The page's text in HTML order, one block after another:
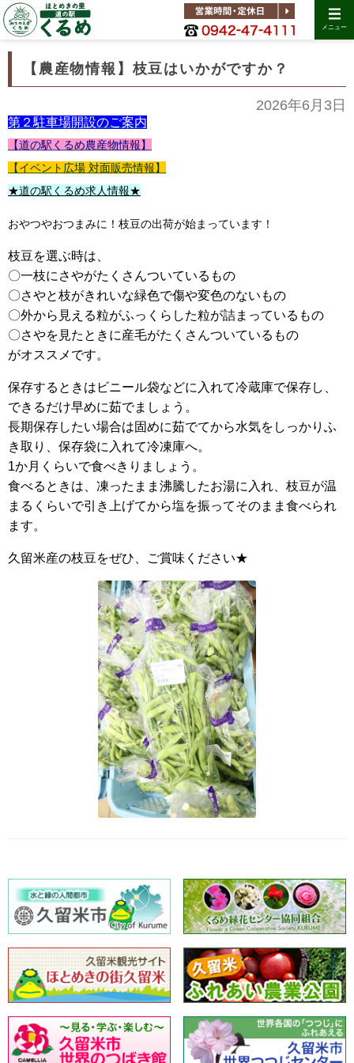
メニュー
【農産物情報】枝豆はいかがですか？
2026年6月3日
第２駐車場開設のご案内
【道の駅くるめ農産物情報】
【イベント広場 対面販売情報】
★道の駅くるめ求人情報★
おやつやおつまみに！枝豆の出荷が始まっています！
枝豆を選ぶ時は、
〇一枝にさやがたくさんついているもの
〇さやと枝がきれいな緑色で傷や変色のないもの
〇外から見える粒がふっくらした粒が詰まっているもの
〇さやを見たときに産毛がたくさんついているもの
がオススメです。
保存するときはビニール袋などに入れて冷蔵庫で保存し、
できるだけ早めに茹でましょう。
長期保存したい場合は固めに茹でてから水気をしっかりふ
き取り、保存袋に入れて冷凍庫へ。
1か月くらいで食べきりましょう。
食べるときは、凍ったまま沸騰したお湯に入れ、枝豆が温
まるくらいで引き上げてから塩を振ってそのまま食べられ
ます。
久留米産の枝豆をぜひ、ご賞味ください★